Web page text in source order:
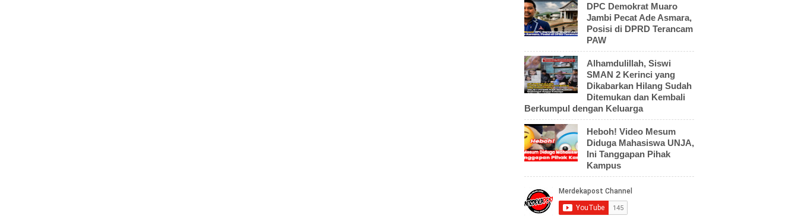
DPC Demokrat Muaro
Jambi Pecat Ade Asmara,
Posisi di DPRD Terancam
PAW
Alhamdulillah, Siswi
SMAN 2 Kerinci yang
Dikabarkan Hilang Sudah
Ditemukan dan Kembali
Berkumpul dengan Keluarga
Heboh! Video Mesum
Diduga Mahasiswa UNJA,
Ini Tanggapan Pihak
Kampus